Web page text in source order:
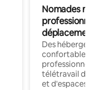
Nomades
déplacement
Des
confortables
professionnels
télétravail
et d'espaces